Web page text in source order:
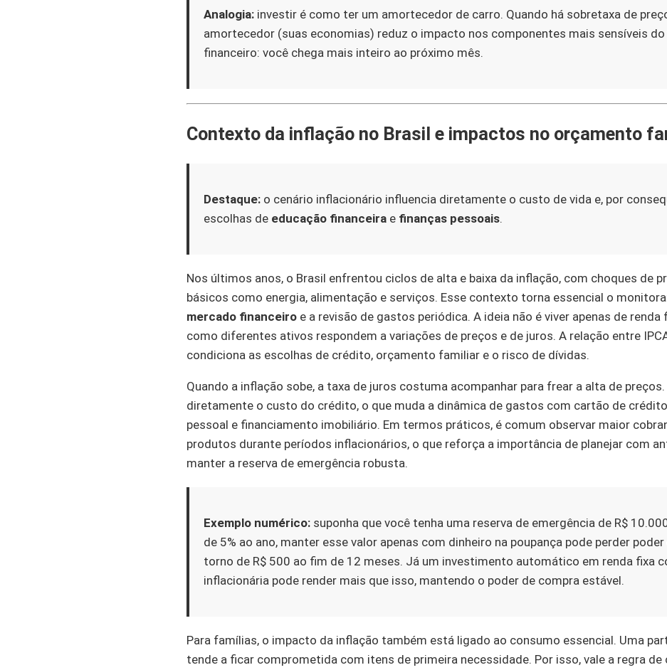
Analogia: investir é como ter um amortecedor de carro. Quando há sobretaxa de
amortecedor (suas economias) reduz o impacto nos componentes mais sensíveis do
financeiro: você chega mais inteiro ao próximo mês.
Contexto da inflação no Brasil e impactos no orçamento
Destaque: o cenário inflacionário influencia diretamente o custo de vida e, por
escolhas de educação financeira e finanças pessoais.
Nos últimos anos, o Brasil enfrentou ciclos de alta e baixa da inflação, com choques de
básicos como energia, alimentação e serviços. Esse contexto torna essencial o
mercado financeiro e a revisão de gastos periódica. A ideia não é viver apenas de renda
como diferentes ativos respondem a variações de preços e de juros. A relação entre
condiciona as escolhas de crédito, orçamento familiar e o risco de dívidas.
Quando a inflação sobe, a taxa de juros costuma acompanhar para frear a alta de
diretamente o custo do crédito, o que muda a dinâmica de gastos com cartão de
pessoal e financiamento imobiliário. Em termos práticos, é comum observar maior
produtos durante períodos inflacionários, o que reforça a importância de planejar com
manter a reserva de emergência robusta.
Exemplo numérico: suponha que você tenha uma reserva de emergência de R$
de 5% ao ano, manter esse valor apenas com dinheiro na poupança pode perder
torno de R$ 500 ao fim de 12 meses. Já um investimento automático em renda fixa
inflacionária pode render mais que isso, mantendo o poder de compra estável.
Para famílias, o impacto da inflação também está ligado ao consumo essencial. Uma
tende a ficar comprometida com itens de primeira necessidade. Por isso, vale a regra de